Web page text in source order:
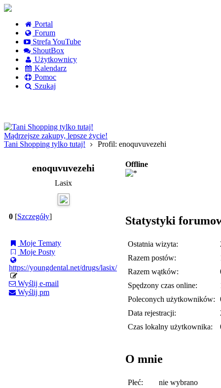
Portal
Forum
Strefa YouTube
ShoutBox
Użytkownicy
Kalendarz
Pomoc
Szukaj
Mądrzejsze zakupy, lepsze życie!
Tani Shopping tylko tutaj!
Profil: enoquvuvezehi
enoquvuvezehi
Lasix
0 [Szczegóły]
Moje Tematy
Moje Posty
https://youngdental.net/drugs/lasix/
Wyślij e-mail
Wyślij pm
Offline
Statystyki
Ostatnia wizyta:
Razem postów:
Razem wątków:
Spędzony czas online:
Poleconych użytkowników:
Data rejestracji:
Czas lokalny użytkownika:
O mnie
Płeć:
nie wybrano